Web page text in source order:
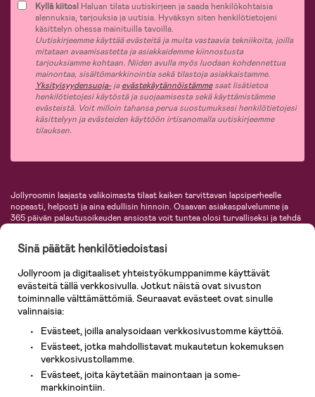
Kyllä kiitos! Haluan tilata uutiskirjeen ja saada henkilökohtaisia
alennuksia, tarjouksia ja uutisia. Hyväksyn siten henkilötietojeni
käsittelyn ohessa mainituilla tavoilla.
Uutiskirjeemme käyttää evästeitä ja muita vastaavia tekniikoita, joilla
mitataan avaamisastetta ja asiakkaidemme kiinnostusta
tarjouksiamme kohtaan. Niiden avulla myös luodaan kohdennettua
mainontaa, sisältömarkkinointia sekä tilastoja asiakkaistamme.
Yksityisyydensuoja-jaevästekäytännöistämmesaat lisätietoa
henkilötietojesi käytöstä ja suojaamisesta sekä käyttämistämme
evästeistä. Voit milloin tahansa perua suostumuksesi henkilötietojesi
käsittelyyn ja evästeiden käyttöön irtisanomalla uutiskirjeemme
tilauksen.
Jollyroomin laajasta valikoimasta tilaat kaiken tarvittavan lapsiperheelle
nopeasti, helposti ja aina edullisin hinnoin. Osaavan asiakaspalvelumme ja
365 päivän palautusoikeuden ansiosta voit tuntea olosi turvalliseksi ja tehdä
vaatteet vauvoille ja lapsille, inspiroivia sisustustuotteita lastenhuoneeseen,
lastentarvikkeita sekä paljon muuta. Meiltä löydät lukuisia tunnettuja
KidKraft, Ergobaby, Philips Avent, Neonate, Cybex, LEGO ja monia muita!
Tervetuloa shoppailemaan Pohjoismaiden suurimpaan lastentarvikkeiden
verkkokauppaan!
Sinä päätät henkilötiedoistasi
Jollyroom ja digitaaliset yhteistyökumppanimme käyttävät
evästeitä tällä verkkosivulla. Jotkut näistä ovat sivuston
toiminnalle välttämättömiä. Seuraavat evästeet ovat sinulle
valinnaisia:
Evästeet, joilla analysoidaan verkkosivustomme käyttöä.
Evästeet, jotka mahdollistavat mukautetun kokemuksen
verkkosivustollamme.
Evästeet, joita käytetään mainontaan ja some-
markkinointiin.